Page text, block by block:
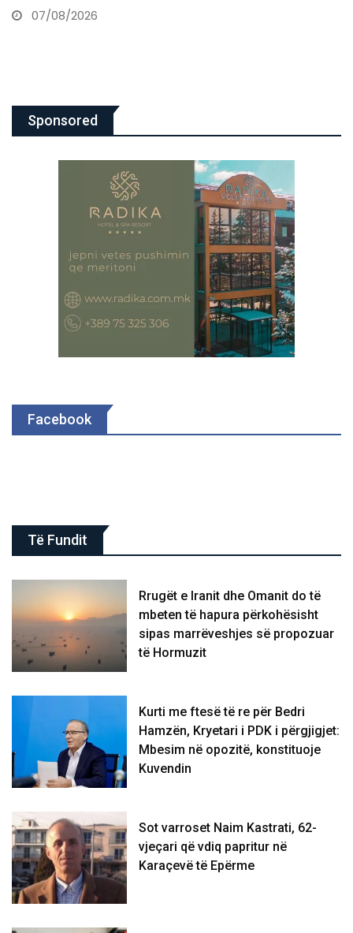
Sponsored
Facebook
Të Fundit
Rrugët e Iranit dhe Omanit do të
mbeten të hapura përkohësisht
sipas marrëveshjes së propozuar
të Hormuzit
Kurti me ftesë të re për Bedri
Hamzën, Kryetari i PDK i përgjigjet:
Mbesim në opozitë, konstituoje
Kuvendin
Sot varroset Naim Kastrati, 62-
vjeçari që vdiq papritur në
Karaçevë të Epërme